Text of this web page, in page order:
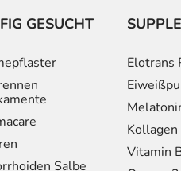
GESUCHT
Salbe
Elotrans
Kollagen
Vitamin